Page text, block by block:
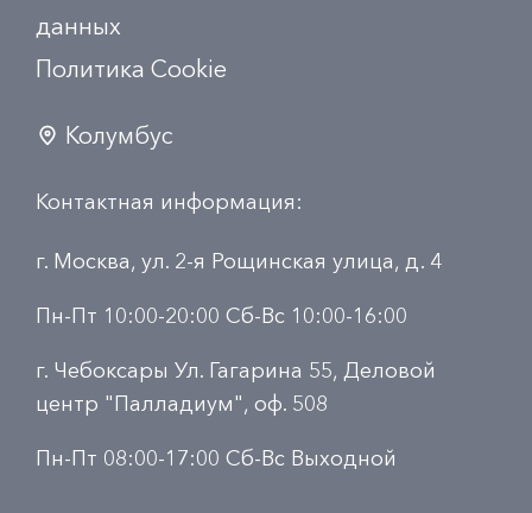
данных
Политика Сookie
Колумбус
Контактная информация:
г. Москва, ул. 2-я Рощинская улица, д. 4
Пн-Пт 10:00-20:00 Сб-Вс 10:00-16:00
г. Чебоксары Ул. Гагарина 55, Деловой
центр "Палладиум", оф. 508
Пн-Пт 08:00-17:00 Сб-Вс Выходной